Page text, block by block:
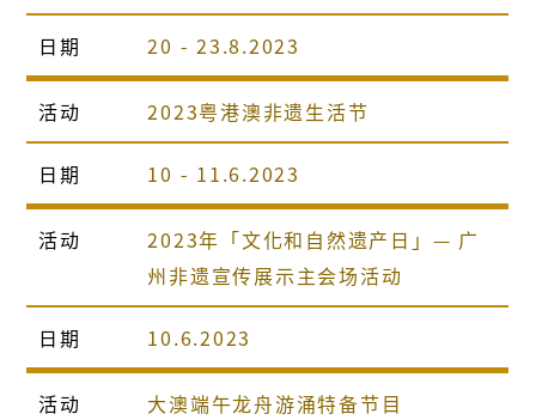
日期 20 - 23.8.2023
活动 2023粤港澳非遗生活节
日期 10 - 11.6.2023
活动
2023年「文化和自然遗产日」— 广
州非遗宣传展示主会场活动
日期 10.6.2023
活动 大澳端午龙舟游涌特备节目